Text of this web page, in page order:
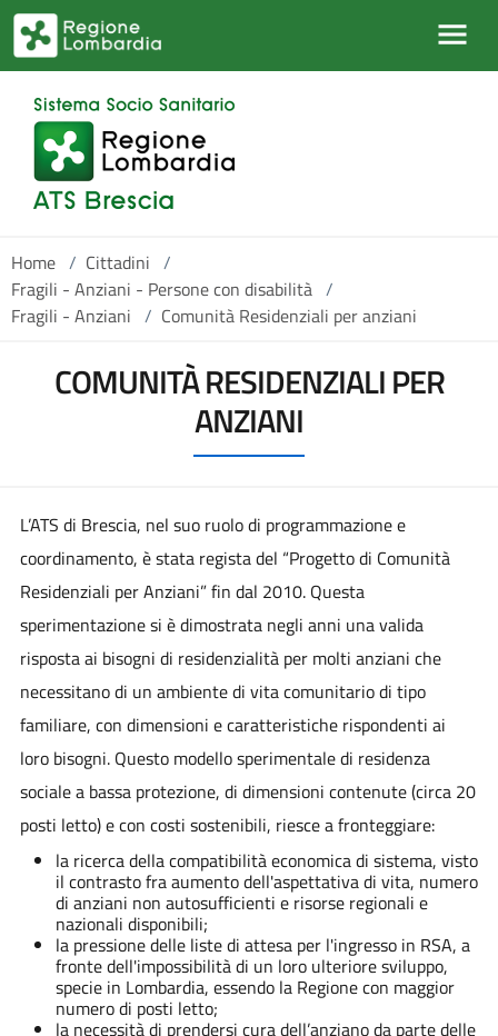
Salta al contenuto principale
Home / Cittadini /
Fragili - Anziani - Persone con disabilità /
Fragili - Anziani / Comunità Residenziali per anziani
COMUNITÀ RESIDENZIALI PER
ANZIANI
L’ATS di Brescia, nel suo ruolo di programmazione e
coordinamento, è stata regista del “Progetto di Comunità
Residenziali per Anziani” fin dal 2010. Questa
sperimentazione si è dimostrata negli anni una valida
risposta ai bisogni di residenzialità per molti anziani che
necessitano di un ambiente di vita comunitario di tipo
familiare, con dimensioni e caratteristiche rispondenti ai
loro bisogni. Questo modello sperimentale di residenza
sociale a bassa protezione, di dimensioni contenute (circa 20
posti letto) e con costi sostenibili, riesce a fronteggiare:
la ricerca della compatibilità economica di sistema, visto
il contrasto fra aumento dell'aspettativa di vita, numero
di anziani non autosufficienti e risorse regionali e
nazionali disponibili;
la pressione delle liste di attesa per l'ingresso in RSA, a
fronte dell'impossibilità di un loro ulteriore sviluppo,
specie in Lombardia, essendo la Regione con maggior
numero di posti letto;
la necessità di prendersi cura dell’anziano da parte delle